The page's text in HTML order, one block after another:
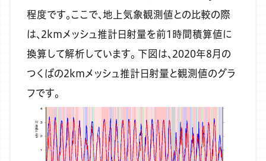
程度です。ここで、地上気象観測値との比較の際
は、2kmメッシュ推計日射量を前1時間積算値に
換算して解析しています。 下図は、2020年8月の
つくばの2kmメッシュ推計日射量と観測値のグラ
フです。